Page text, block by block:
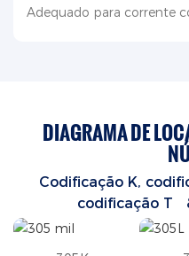
Adequado para corrente
DIAGRAMA DE
Codificação K,
codificação T